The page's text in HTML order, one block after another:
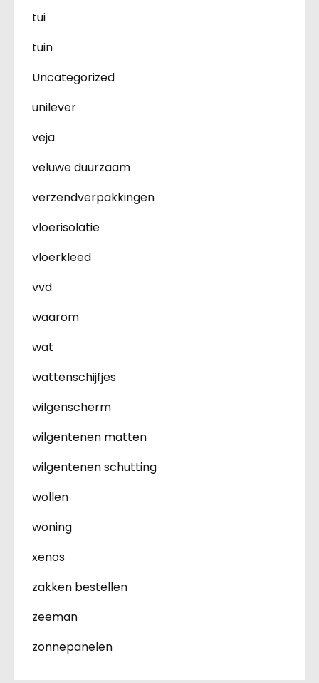
tui
tuin
Uncategorized
unilever
veja
veluwe duurzaam
verzendverpakkingen
vloerisolatie
vloerkleed
vvd
waarom
wat
wattenschijfjes
wilgenscherm
wilgentenen matten
wilgentenen schutting
wollen
woning
xenos
zakken bestellen
zeeman
zonnepanelen